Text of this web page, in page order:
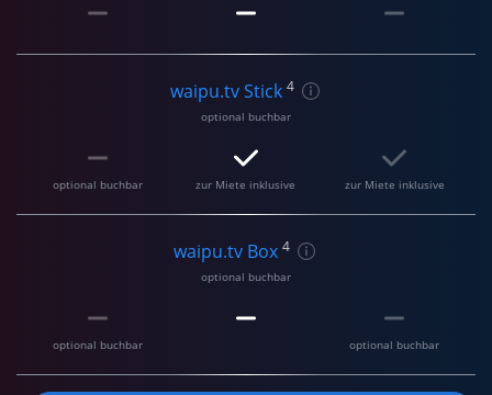
waipu.tv Stick 4
optional buchbar
optional buchbar zur Miete inklusive zur Miete inklusive
waipu.tv Box 4
optional buchbar
optional buchbar optional buchbar